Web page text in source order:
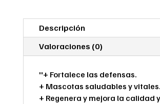
Descripción
Valoraciones (0)
''+ Fortalece las defensas.
+ Mascotas saludables y vitales.
+ Regenera y mejora la calidad y